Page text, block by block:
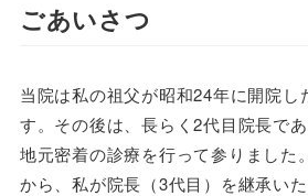
ごあいさつ
当院は私の祖父が昭和24年に開院し
す。その後は、長らく2代目院長であ
地元密着の診療を行って参りました
から、私が院長（3代目）を継承いた